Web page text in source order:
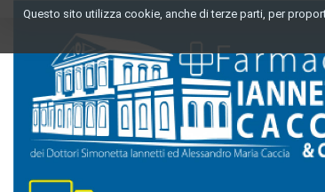
Passa
principale
Questo sito utilizza cookie, anche di terze parti, per